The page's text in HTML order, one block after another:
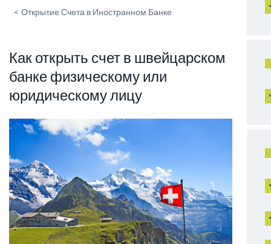
< Открытие Счета в Иностранном Банке
Как открыть счет в швейцарском
банке физическому или
юридическому лицу